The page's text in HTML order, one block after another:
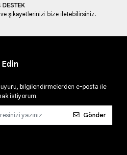
ve şikayetlerinizi bize iletebilirsiniz.
bilgilendirmelerden e-posta ile
istiyorum.
Gönder